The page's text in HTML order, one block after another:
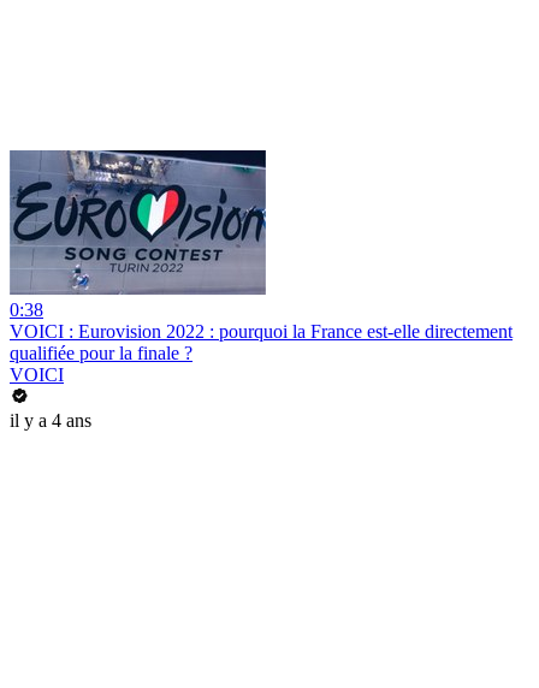
0:38
VOICI : Eurovision 2022 : pourquoi la France est-elle directement
qualifiée pour la finale ?
VOICI
il y a 4 ans